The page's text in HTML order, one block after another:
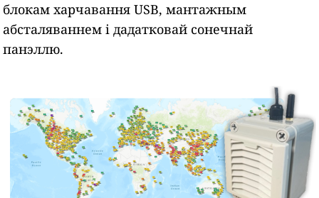
блокам харчавання USB, мантажным
абсталяваннем і дадатковай сонечнай
панэллю.